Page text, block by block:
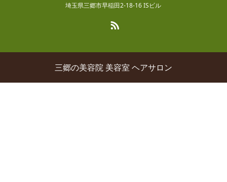
埼玉県三郷市早稲田2-18-16 ISビル
三郷の美容院 美容室 ヘアサロン